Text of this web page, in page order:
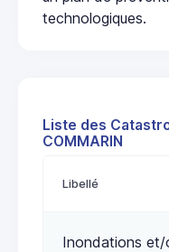
technologiques.
Liste des
COMMARIN
Libellé
Inondations et/